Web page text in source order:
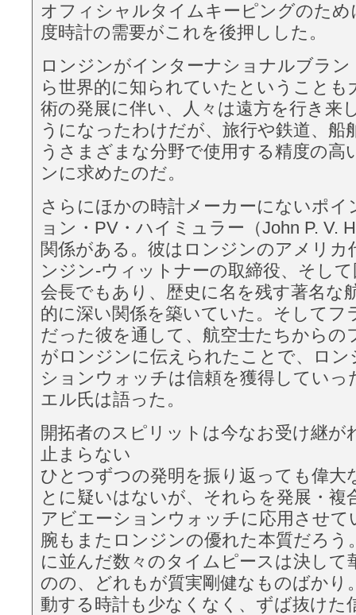
オフィシャルタイムキーピングのため
度時計の需要がこれを後押しした。
ロンジンがインターナショナルブラ
ら世界的に知られていたということも
術の発展に伴い、人々は遠方を行き来
うになったわけだが、旅行や鉄道、船
うさまざまな分野で使用する精度の高
ンに求めたのだ。
さらにほかの時計メーカーにないポイ
ョン・PV・ハイミュラー（John P. V.
関係がある。彼はロンジンのアメリカ
ンジン-ウィットナーの取締役、そし
会長でもあり、歴史に名を残す著名な
的に深い関係を築いていた。そしてフ
だった彼を通して、航空士たちからの
がロンジンに伝えられたことで、ロ
ションウォッチは信頼を獲得していっ
エル氏は語った。
開拓者のスピリットは今なお受け継が
止まらない
ひとつずつの発明を振り返っても偉大
とに疑いはないが、それらを発展・複
アビエーションウォッチに応用させて
腕もまたロンジンの優れた本質だろう
に並んだ数々のタイムピースは決して
のの、どれもが質実剛健なものばかり
動する時計も少なくなく、ずば抜けた